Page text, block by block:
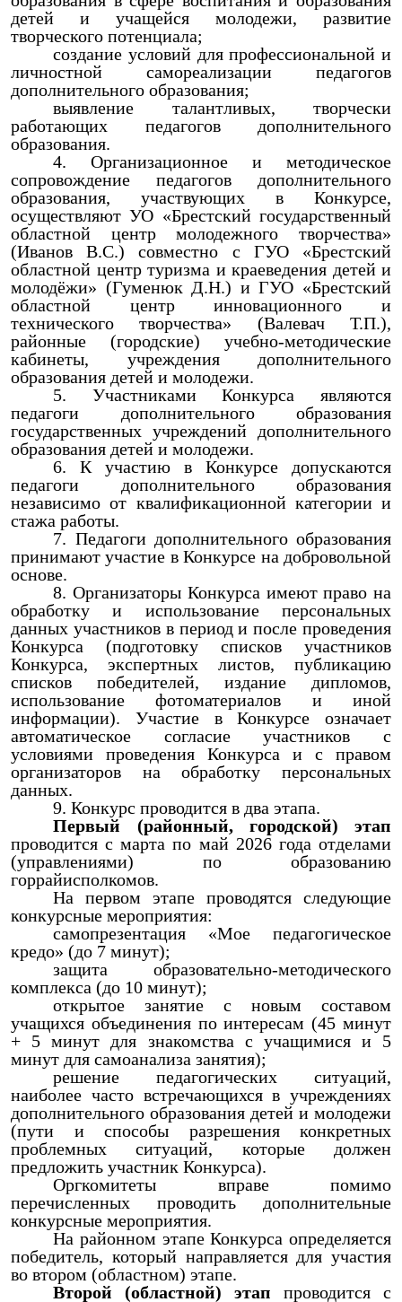
детей и учащейся молодежи, развитие
творческого потенциала;
создание условий для профессиональной и
личностной самореализации педагогов
дополнительного образования;
выявление талантливых, творчески
работающих педагогов дополнительного
образования.
Организационное и методическое
сопровождение педагогов дополнительного
образования, участвующих в Конкурсе,
осуществляют УО «Брестский государственный
областной центр молодежного творчества»
(Иванов В.С.) совместно с ГУО «Брестский
областной центр туризма и краеведения детей и
молодёжи» (Гуменюк Д.Н.) и ГУО «Брестский
областной центр инновационного и
технического творчества» (Валевач Т.П.),
районные (городские) учебно-методические
кабинеты, учреждения дополнительного
образования детей и молодежи.
Участниками Конкурса являются
педагоги дополнительного образования
государственных учреждений дополнительного
образования детей и молодежи.
К участию в Конкурсе допускаются
педагоги дополнительного образования
независимо от квалификационной категории и
стажа работы.
Педагоги дополнительного образования
принимают участие в Конкурсе на добровольной
основе.
Организаторы Конкурса имеют право на
обработку и использование персональных
данных участников в период и после проведения
Конкурса (подготовку списков участников
Конкурса, экспертных листов, публикацию
списков победителей, издание дипломов,
использование фотоматериалов и иной
информации). Участие в Конкурсе означает
автоматическое согласие участников с
условиями проведения Конкурса и с правом
организаторов на обработку персональных
данных.
Конкурс проводится в два этапа.
Первый (районный, городской) этап
проводится с марта по май 2026 года отделами
(управлениями) по образованию
горрайисполкомов.
На первом этапе проводятся следующие
конкурсные мероприятия:
самопрезентация «Мое педагогическое
кредо» (до 7 минут);
защита образовательно-методического
комплекса (до 10 минут);
открытое занятие с новым составом
учащихся объединения по интересам (45 минут
+ 5 минут для знакомства с учащимися и 5
минут для самоанализа занятия);
решение педагогических ситуаций,
наиболее часто встречающихся в учреждениях
дополнительного образования детей и молодежи
(пути и способы разрешения конкретных
проблемных ситуаций, которые должен
предложить участник Конкурса).
Оргкомитеты вправе помимо
перечисленных проводить дополнительные
конкурсные мероприятия.
На районном этапе Конкурса определяется
победитель, который направляется для участия
во втором (областном) этапе.
Второй (областной) этаппроводится с